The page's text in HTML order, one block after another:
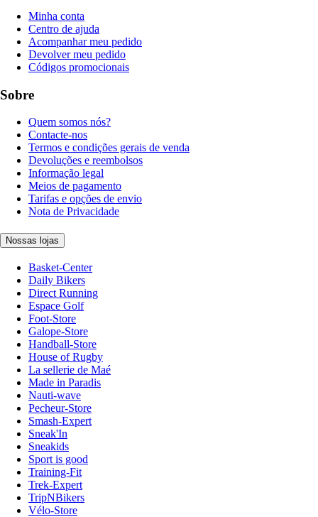
Minha conta
Centro de ajuda
Acompanhar meu pedido
Devolver meu pedido
Códigos promocionais
Sobre
Quem somos nós?
Contacte-nos
Termos e condições gerais de venda
Devoluções e reembolsos
Informação legal
Meios de pagamento
Tarifas e opções de envio
Nota de Privacidade
Nossas lojas
Basket-Center
Daily Bikers
Direct Running
Espace Golf
Foot-Store
Galope-Store
Handball-Store
House of Rugby
La sellerie de Maé
Made in Paradis
Nauti-wave
Pecheur-Store
Smash-Expert
Sneak'In
Sneakids
Sport is good
Training-Fit
Trek-Expert
TripNBikers
Vélo-Store